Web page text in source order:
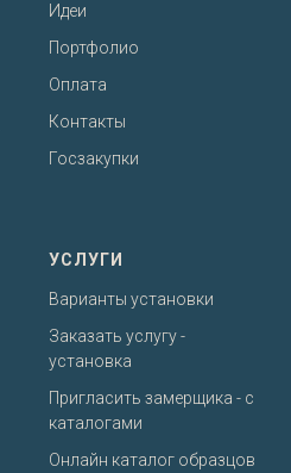
Идеи
Портфолио
Оплата
Контакты
Госзакупки
УСЛУГИ
Варианты установки
Заказать услугу -
установка
Пригласить замерщика - с
каталогами
Онлайн каталог образцов